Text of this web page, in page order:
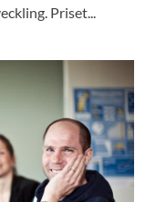
Priset...